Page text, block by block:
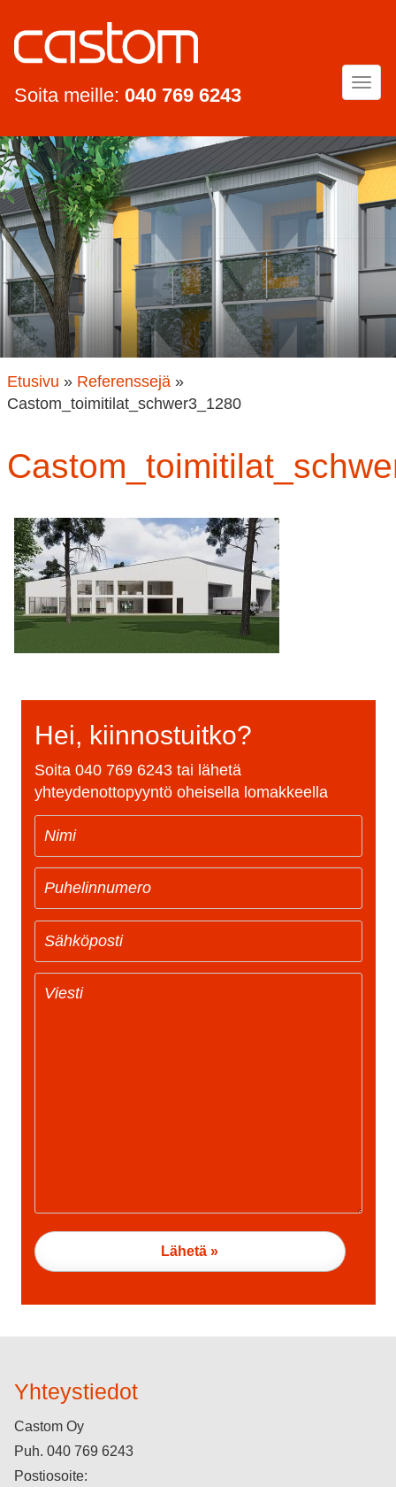
Soita meille: 040 769 6243
Etusivu » Referenssejä»
Castom_toimitilat_schwer3_1280
Hei, kiinnostuitko?
Soita 040 769 6243tai lähetä
yhteydenottopyyntö oheisella lomakkeella
Yhteystiedot
Castom Oy
Puh. 040 769 6243
Postiosoite: